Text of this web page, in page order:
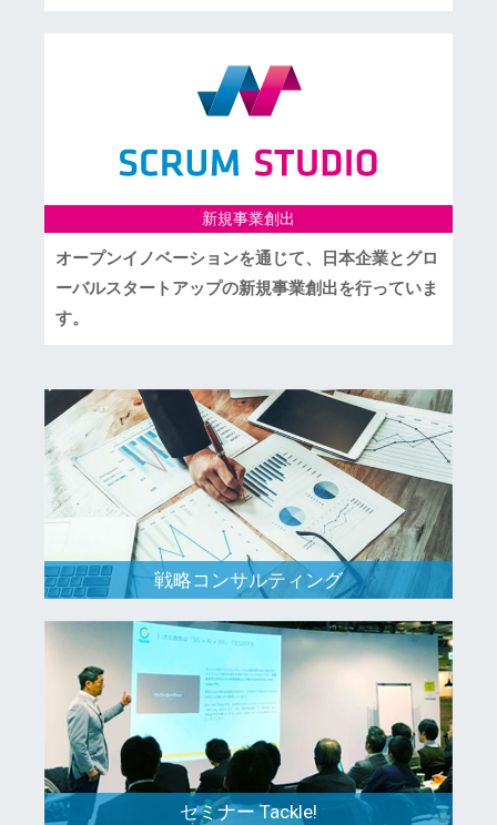
新規事業創出
オープンイノベーションを通じて、日本企業とグロ
ーバルスタートアップの新規事業創出を行っていま
す。
戦略コンサルティング
セミナー Tackle!